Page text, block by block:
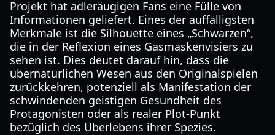
Projekt hat adleräugigen Fans eine Fülle von
Informationen geliefert. Eines der auffälligsten
Merkmale ist die Silhouette eines „Schwarzen“,
die in der Reflexion eines Gasmaskenvisiers zu
sehen ist. Dies deutet darauf hin, dass die
übernatürlichen Wesen aus den Originalspielen
zurückkehren, potenziell als Manifestation der
schwindenden geistigen Gesundheit des
Protagonisten oder als realer Plot-Punkt
bezüglich des Überlebens ihrer Spezies.